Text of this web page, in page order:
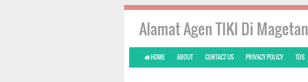
Alamat Agen TIKI Di Magetan
HOME ABOUT CONTACT US PRIVACY POLICY TOS